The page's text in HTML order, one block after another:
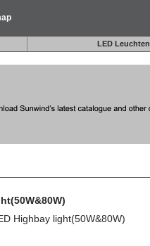
LED Leuchten
Highbay light(50W&80W)